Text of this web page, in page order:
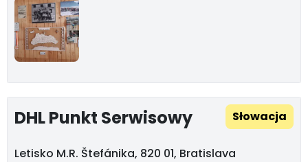
Słowacja
DHL Punkt Serwisowy
Letisko M.R. Štefánika, 820 01, Bratislava